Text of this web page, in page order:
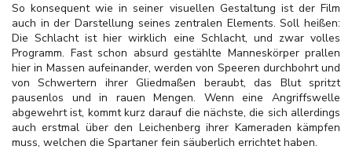
So konsequent wie in seiner visuellen Gestaltung ist der Film
auch in der Darstellung seines zentralen Elements. Soll heißen:
Die Schlacht ist hier wirklich eine Schlacht, und zwar volles
Programm. Fast schon absurd gestählte Manneskörper prallen
hier in Massen aufeinander, werden von Speeren durchbohrt und
von Schwertern ihrer Gliedmaßen beraubt, das Blut spritzt
pausenlos und in rauen Mengen. Wenn eine Angriffswelle
abgewehrt ist, kommt kurz darauf die nächste, die sich allerdings
auch erstmal über den Leichenberg ihrer Kameraden kämpfen
muss, welchen die Spartaner fein säuberlich errichtet haben.